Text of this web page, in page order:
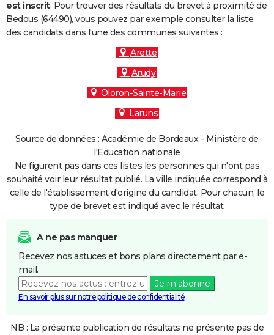
est inscrit. Pour trouver des résultats du brevet à proximité de
Bedous (64490), vous pouvez par exemple consulter la liste
des candidats dans l'une des communes suivantes :
Arette
Arudy
Oloron-Sainte-Marie
Laruns
Source de données : Académie de Bordeaux - Ministère de
l'Education nationale
Ne figurent pas dans ces listes les personnes qui n'ont pas
souhaité voir leur résultat publié. La ville indiquée correspond à
celle de l'établissement d'origine du candidat. Pour chacun, le
type de brevet est indiqué avec le résultat.
A ne pas manquer
Recevez nos astuces et bons plans directement par e-
mail.
Je m'abonne
En savoir plus sur notre politique de confidentialité
NB : La présente publication de résultats ne présente pas de